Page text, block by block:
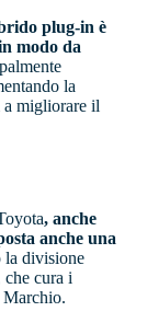
plug-in è
modo da
la
a migliorare il
, anche
anche una
la divisione
cura i